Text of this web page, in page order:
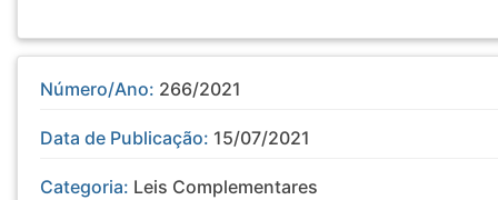
Número/Ano: 266/2021
Data de Publicação: 15/07/2021
Categoria: Leis Complementares